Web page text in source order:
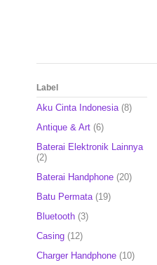
Label
Aku Cinta Indonesia (8)
Antique & Art (6)
Baterai Elektronik Lainnya
(2)
Baterai Handphone (20)
Batu Permata (19)
Bluetooth (3)
Casing (12)
Charger Handphone (10)